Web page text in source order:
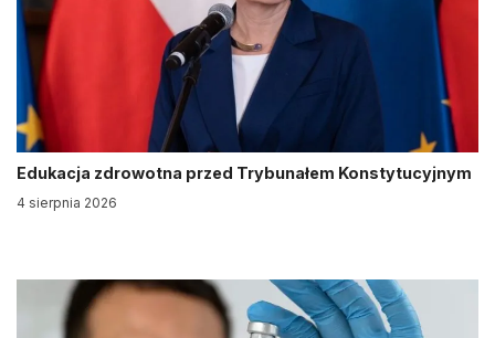
Edukacja zdrowotna przed Trybunałem Konstytucyjnym
4 sierpnia 2026